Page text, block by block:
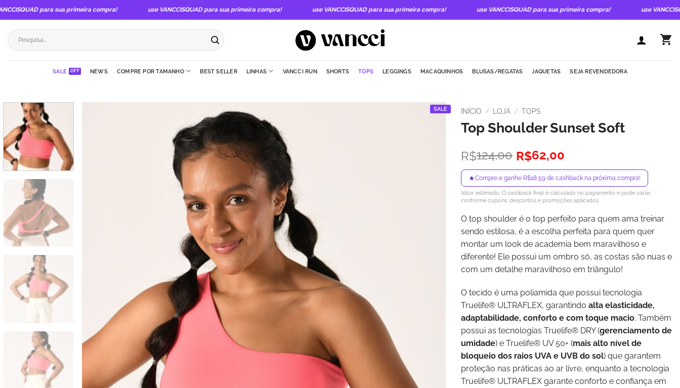
Skip
to
content
para sua primeira compra! use VANCCISQUAD para sua primeira compra! use VANCCISQUAD para sua primeira compra! use VANCCISQUAD para sua primeira compra! use
Pesquisar
por:
SALE NEWS COMPRE POR TAMANHO BEST SELLER LINHAS VANCCI RUN SHORTS TOPS LEGGINGS MACAQUINHOS BLUSAS/REGATAS JAQUETAS SEJA REVENDEDORA
SALE INÍCIO / LOJA / TOPS
Top Shoulder Sunset Soft
R$124,00
O
preço
original
era:
R$124,00.
R$62,00
O
preço
atual
é:
R$62,00.
★Compre e ganhe R$18,59 de cashback na próxima compra!
Valor estimado. O cashback final é calculado no pagamento e pode variar
conforme cupons, descontos e promoções aplicados.
O top shoulder é o top perfeito para quem ama treinar
sendo estilosa, é a escolha perfeita para quem quer
montar um look de academia bem maravilhoso e
diferente! Ele possui um ombro só, as costas são nuas e
com um detalhe maravilhoso em triângulo!
O tecido é uma poliamida que possui tecnologia
Truelife® ULTRAFLEX, garantindo alta elasticidade,
adaptabilidade, conforto e com toque macio. Também
possui as tecnologias Truelife® DRY (gerenciamento de
umidade) e Truelife® UV 50+ (mais alto nível de
bloqueio dos raios UVA e UVB do sol) que garantem
proteção nas práticas ao ar livre, enquanto a tecnologia
Truelife® ULTRAFLEX garante conforto e confiança em